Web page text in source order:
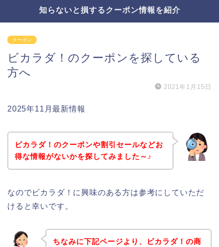
知らないと損するクーポン情報を紹介
クーポン
ビカラダ！のクーポンを探している
方へ
2021年1月15日
2025年11月最新情報
ビカラダ！のクーポンや割引セールなどお
得な情報がないかを探してみました～♪
なのでビカラダ！に興味のある方は参考にしていただ
けると幸いです。
ちなみに下記ページより、ビカラダ！の商